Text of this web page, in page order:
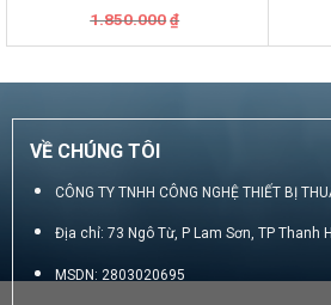
1.850.000 ₫
là:
tại
1.500.000₫.
VỀ CHÚNG TÔI
CÔNG TY TNHH CÔNG NGHỆ THIẾT BỊ
Địa chỉ: 73 Ngô Từ, P Lam Sơn, TP Thanh
MSDN: 2803020695